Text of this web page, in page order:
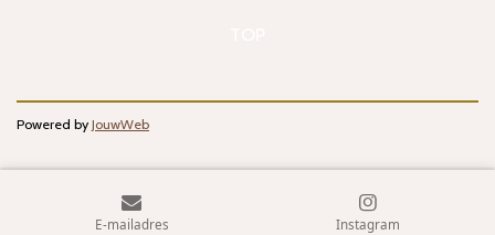
Powered by JouwWeb
E-mailadres Instagram